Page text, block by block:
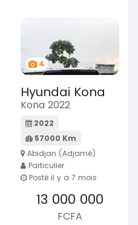
4
Hyundai Kona
Kona 2022
2022
57000 Km
Abidjan (Adjamé)
Particulier
Posté il y a 7 mois
13 000 000
FCFA